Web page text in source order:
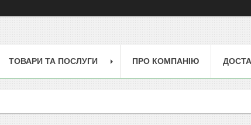
ТОВАРИ ТА ПОСЛУГИ ПРО КОМПАНІЮ